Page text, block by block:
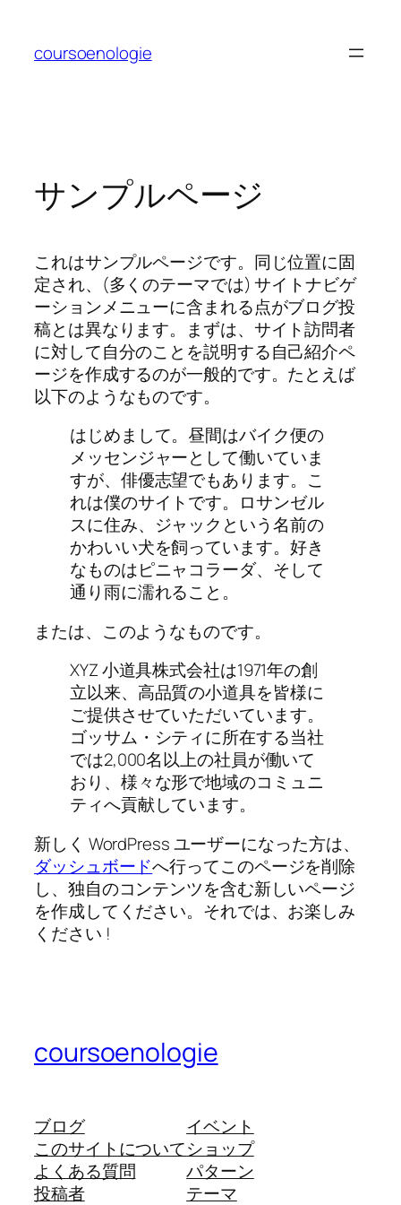
coursoenologie
サンプルページ
これはサンプルページです。同じ位置に固
定され、(多くのテーマでは) サイトナビゲ
ーションメニューに含まれる点がブログ投
稿とは異なります。まずは、サイト訪問者
に対して自分のことを説明する自己紹介ペ
ージを作成するのが一般的です。たとえば
以下のようなものです。
はじめまして。昼間はバイク便の
メッセンジャーとして働いていま
すが、俳優志望でもあります。こ
れは僕のサイトです。ロサンゼル
スに住み、ジャックという名前の
かわいい犬を飼っています。好き
なものはピニャコラーダ、そして
通り雨に濡れること。
または、このようなものです。
XYZ 小道具株式会社は1971年の創
立以来、高品質の小道具を皆様に
ご提供させていただいています。
ゴッサム・シティに所在する当社
では2,000名以上の社員が働いて
おり、様々な形で地域のコミュニ
ティへ貢献しています。
新しく WordPress ユーザーになった方は、
ダッシュボードへ行ってこのページを削除
し、独自のコンテンツを含む新しいページ
を作成してください。それでは、お楽しみ
ください !
coursoenologie
ブログ
このサイトについて
よくある質問
投稿者
イベント
ショップ
パターン
テーマ